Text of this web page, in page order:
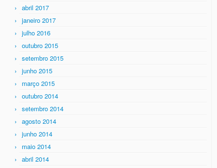
abril 2017
janeiro 2017
julho 2016
outubro 2015
setembro 2015
junho 2015
março 2015
outubro 2014
setembro 2014
agosto 2014
junho 2014
maio 2014
abril 2014